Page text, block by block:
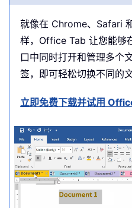
就像在 Chrome、Safari
样，Office Tab 让您能够
口中同时打开和管理多个
签，即可轻松切换不同的
立即免费下载并试用